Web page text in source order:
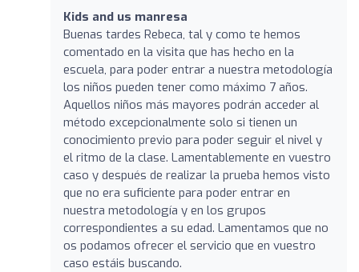
Kids and us manresa
Buenas tardes Rebeca, tal y como te hemos
comentado en la visita que has hecho en la
escuela, para poder entrar a nuestra metodología
los niños pueden tener como máximo 7 años.
Aquellos niños más mayores podrán acceder al
método excepcionalmente solo si tienen un
conocimiento previo para poder seguir el nivel y
el ritmo de la clase. Lamentablemente en vuestro
caso y después de realizar la prueba hemos visto
que no era suficiente para poder entrar en
nuestra metodología y en los grupos
correspondientes a su edad. Lamentamos que no
os podamos ofrecer el servicio que en vuestro
caso estáis buscando.